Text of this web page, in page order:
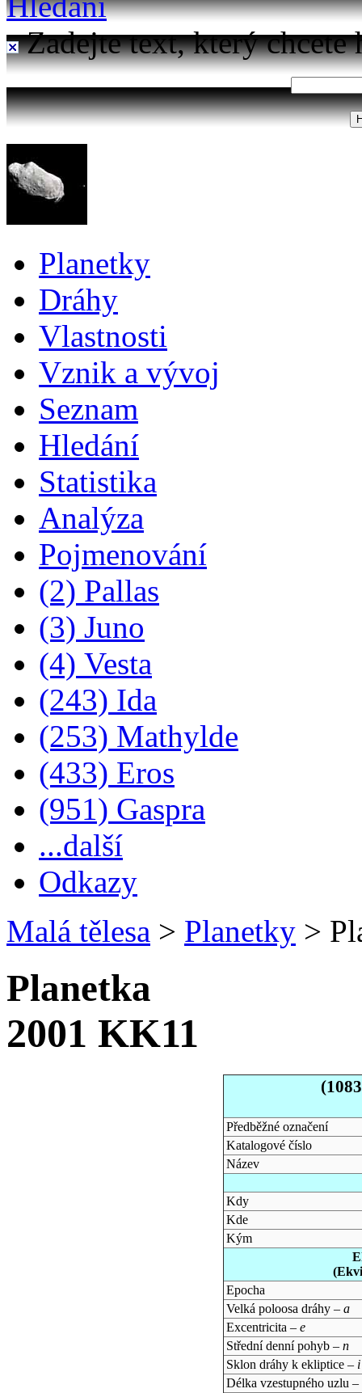
Zadejte text, který chcete
Planetky
Dráhy
Vlastnosti
Vznik a vývoj
Seznam
Hledání
Statistika
Analýza
Pojmenování
(2) Pallas
(3) Juno
(4) Vesta
(243) Ida
(253) Mathylde
(433) Eros
(951) Gaspra
...další
Odkazy
Malá tělesa > Planetky >
Planetka
2001 KK11
Předběžné označení
Katalogové číslo
Název
Kdy
Kde
Kým
Epocha
Velká poloosa dráhy – a
Excentricita – e
Střední denní pohyb – n
Sklon dráhy k ekliptice – i
Délka vzestupného uzlu –